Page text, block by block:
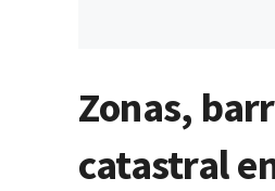
Zonas,
catastral